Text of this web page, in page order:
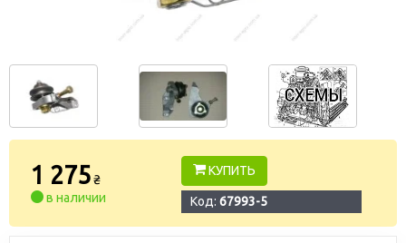
1 275₴
в наличии
КУПИТЬ
Код: 67993-5